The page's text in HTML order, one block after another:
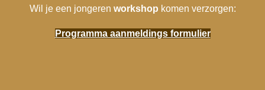
Wil je een jongeren workshop komen verzorgen:
Programma aanmeldings formulier